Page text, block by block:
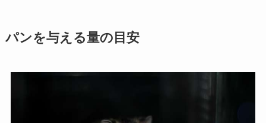
パンを与える量の目安